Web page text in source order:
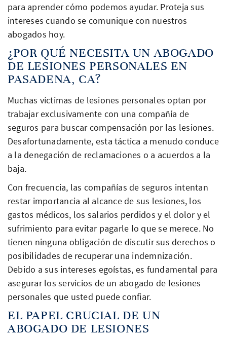
para aprender cómo podemos ayudar. Proteja sus
intereses cuando se comunique con nuestros
abogados hoy.
¿POR QUÉ NECESITA UN ABOGADO
DE LESIONES PERSONALES EN
PASADENA, CA?
Muchas víctimas de lesiones personales optan por
trabajar exclusivamente con una compañía de
seguros para buscar compensación por las lesiones.
Desafortunadamente, esta táctica a menudo conduce
a la denegación de reclamaciones o a acuerdos a la
baja.
Con frecuencia, las compañías de seguros intentan
restar importancia al alcance de sus lesiones, los
gastos médicos, los salarios perdidos y el dolor y el
sufrimiento para evitar pagarle lo que se merece. No
tienen ninguna obligación de discutir sus derechos o
posibilidades de recuperar una indemnización.
Debido a sus intereses egoístas, es fundamental para
asegurar los servicios de un abogado de lesiones
personales que usted puede confiar.
EL PAPEL CRUCIAL DE UN
ABOGADO DE LESIONES